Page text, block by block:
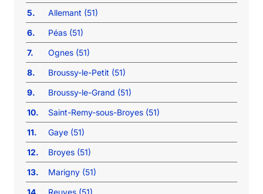
5.
Allemant (51)
6.
Péas (51)
7.
Ognes (51)
8.
Broussy-le-Petit (51)
9.
Broussy-le-Grand (51)
10.
Saint-Remy-sous-Broyes (51)
11.
Gaye (51)
12.
Broyes (51)
13.
Marigny (51)